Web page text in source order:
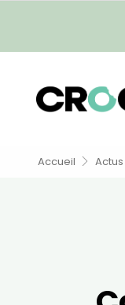
Accueil Actus